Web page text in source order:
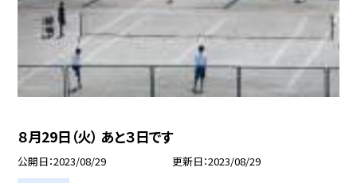
８月29日（火） あと３日です
公開日 2023/08/29 更新日 2023/08/29